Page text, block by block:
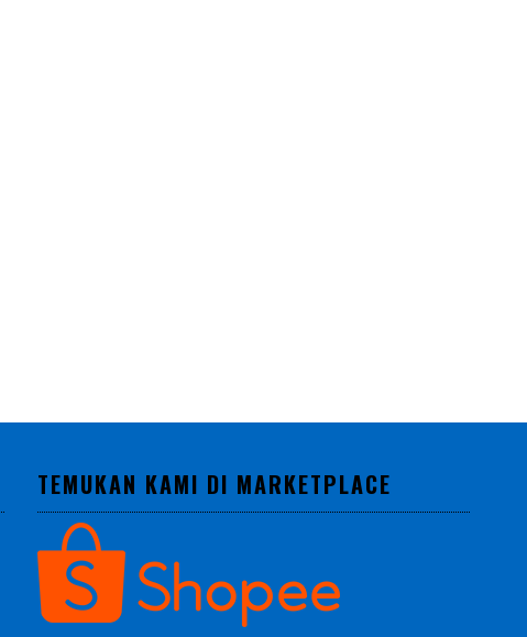
TEMUKAN KAMI DI MARKETPLACE